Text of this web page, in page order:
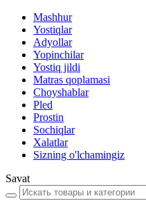
Mashhur
Yostiqlar
Adyollar
Yopinchilar
Yostiq jildi
Matras qoplamasi
Choyshablar
Pled
Prostin
Sochiqlar
Xalatlar
Sizning o'lchamingiz
Savat